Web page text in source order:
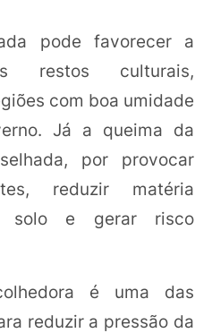
pode favorecer a
restos culturais,
com boa umidade
Já a queima da
por provocar
reduzir matéria
solo e gerar risco
é uma das
reduzir a pressão da